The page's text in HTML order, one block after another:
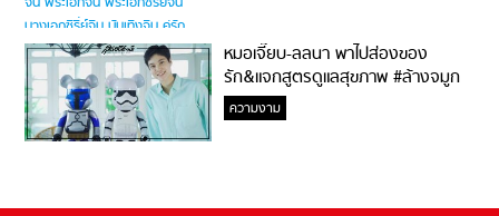
หมอเจี๊ยบ-ลลนา พาไปส่องของ
รัก&แจกสูตรดูแลสุขภาพ #ล้างจมูก
ไม่ยากจะสอนให้
ความงาม